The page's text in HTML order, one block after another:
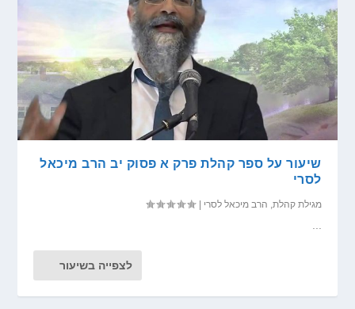
שיעור על ספר קהלת פרק א פסוק יב הרב מיכאל
לסרי
מגילת קהלת, הרב מיכאל לסרי |
לצפייה בשיעור